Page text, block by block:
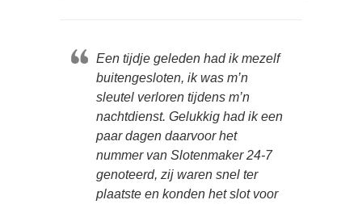
Een tijdje geleden had ik mezelf
buitengesloten, ik was m’n
sleutel verloren tijdens m’n
nachtdienst. Gelukkig had ik een
paar dagen daarvoor het
nummer van Slotenmaker 24-7
genoteerd, zij waren snel ter
plaatste en konden het slot voor